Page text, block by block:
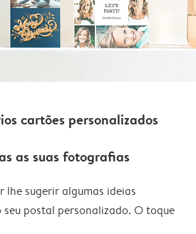
cartões personalizados
as suas fotografias
lhe sugerir algumas ideias
postal personalizado. O toque